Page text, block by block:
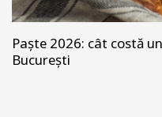
Paște 2026: cât costă
București